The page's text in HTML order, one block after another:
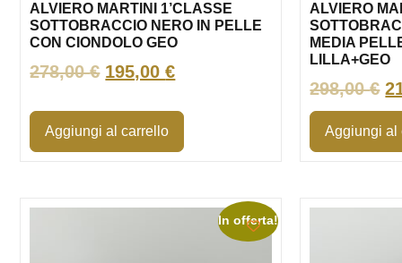
ALVIERO MARTINI 1’CLASSE
SOTTOBRACCIO NERO IN PELLE
CON CIONDOLO GEO
278,00€ 195,00€
Aggiungi al carrello
ALVIERO
MEDIA
LILLA+GEO
298,00€
Aggiungi al
In offerta!